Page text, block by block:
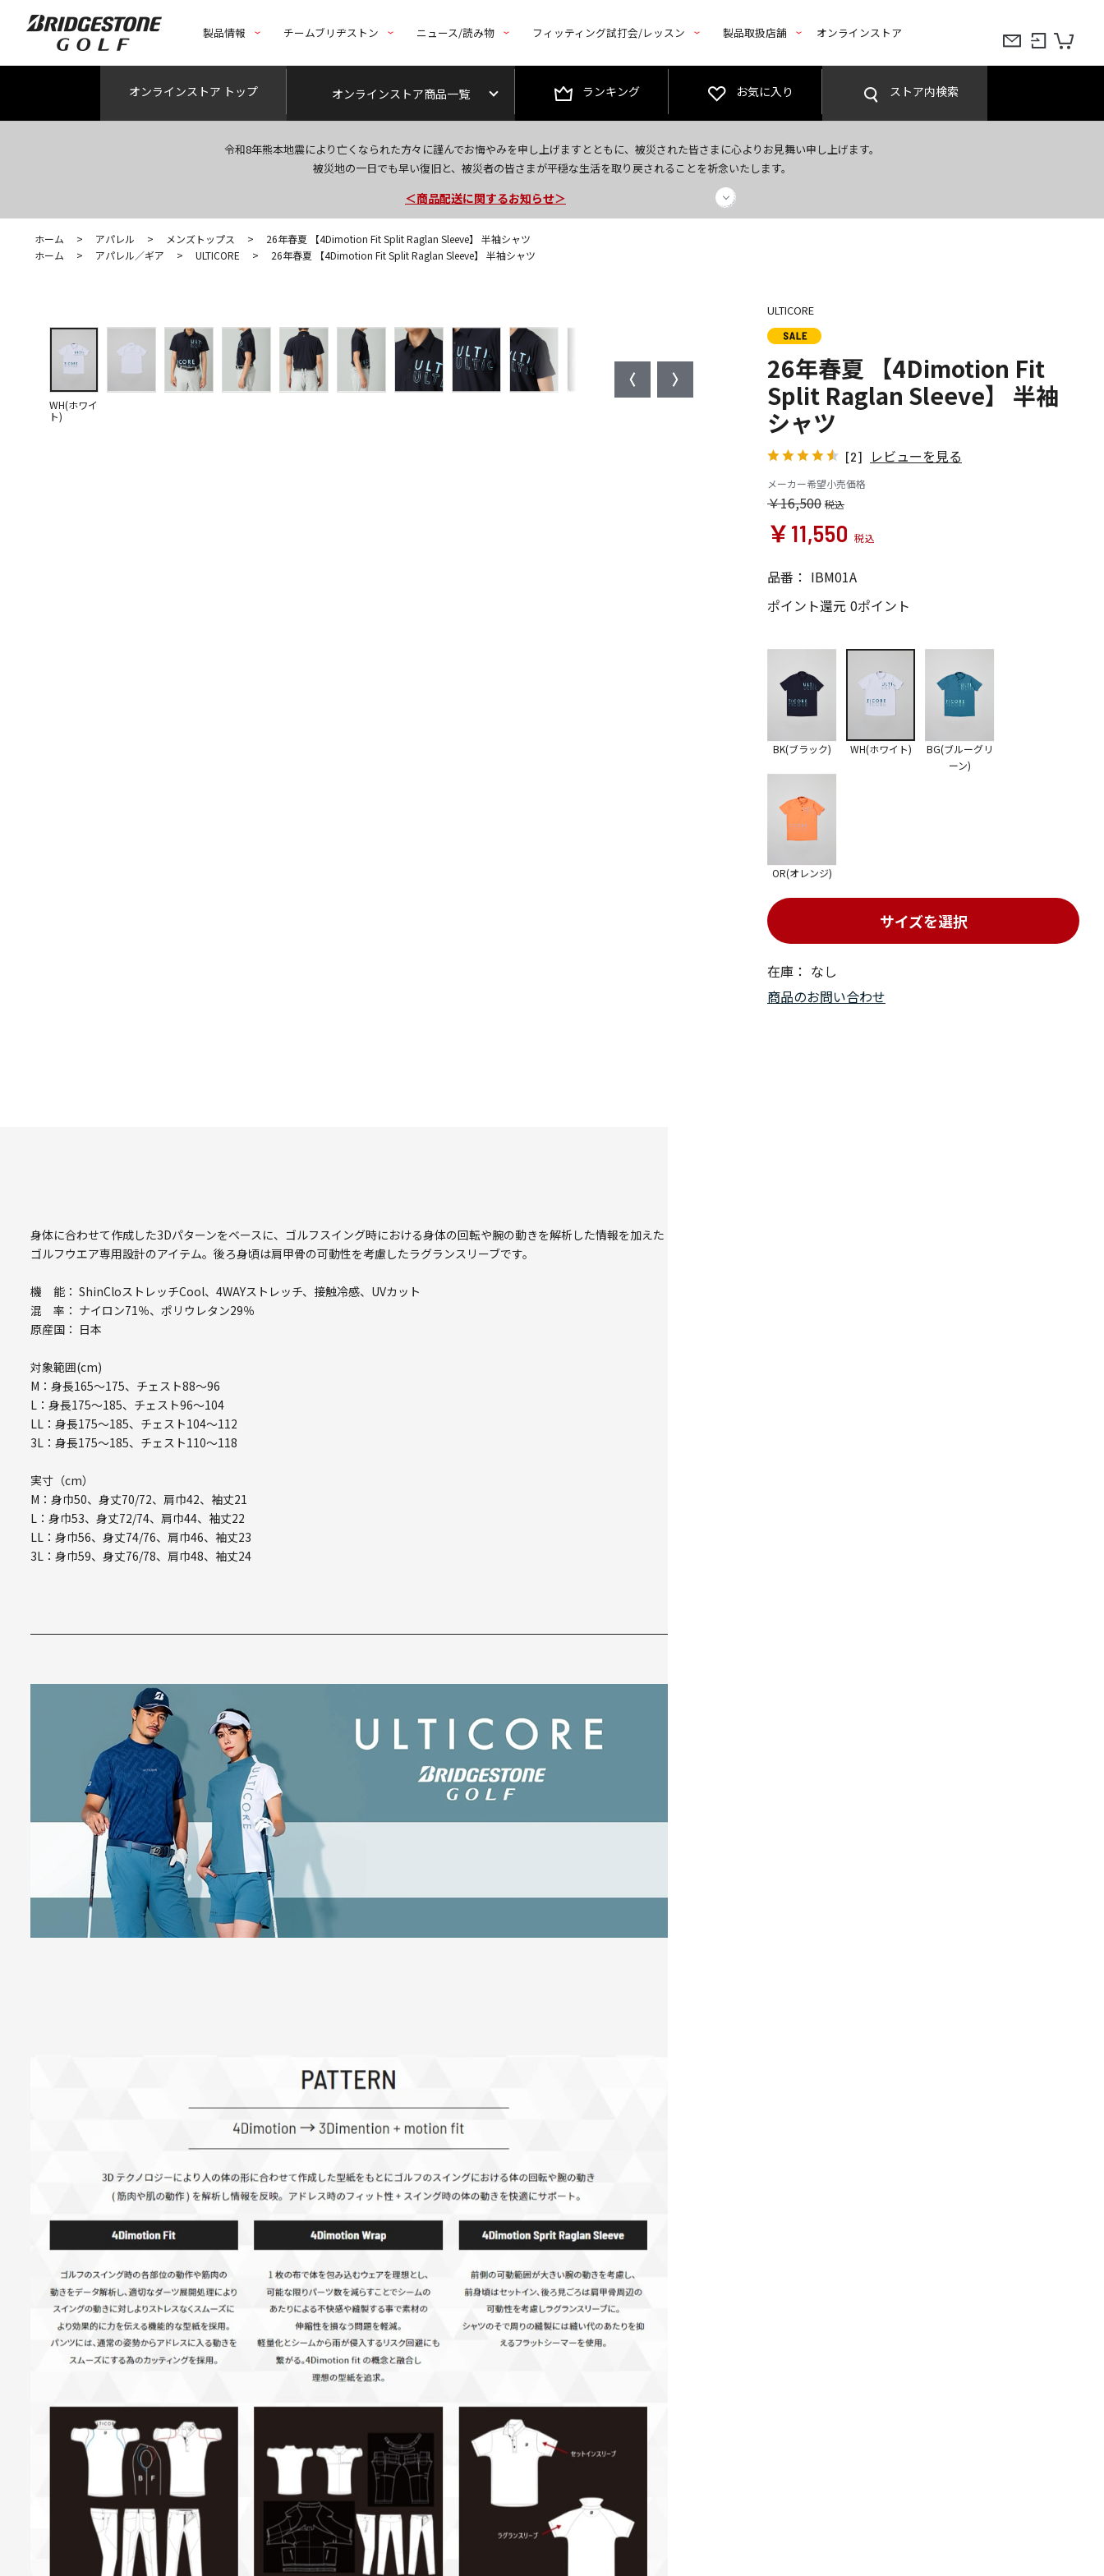
製品情報 チームブリヂストン ニュース/読み物 フィッティング試打会/レッスン 製品取扱店舗 オンラインストア
オンラインストア トップ オンラインストア商品一覧 ランキング お気に入り ストア内検索
令和8年熊本地震により亡くなられた方々に謹んでお悔やみを申し上げますとともに、被災された皆さまに心よりお見舞い申し上げます。
被災地の一日でも早い復旧と、被災者の皆さまが平穏な生活を取り戻されることを祈念いたします。
今なら新規会員登録で1,000円OFFクーポンプレゼント！
＜商品配送に関するお知らせ＞
＜夏季休暇中のご注文・発送・お問い合わせ＞
ホーム > アパレル > メンズトップス >
26年春夏 【4Dimotion Fit Split Raglan Sleeve】 半袖シャツ
ホーム
> アパレル／ギア > ULTICORE > 26年春夏 【4Dimotion Fit Split Raglan Sleeve】 半袖シャツ
WH(ホワイ
ト)
ULTICORE
26年春夏 【4Dimotion Fit
Split Raglan Sleeve】 半袖
シャツ
[2] レビューを見る
メーカー希望小売価格
￥16,500
￥11,550
品番： IBM01A
ポイント還元 0ポイント
在庫： なし
サイズを選択
BK(ブラック) WH(ホワイト)
BG(ブルーグリ
ーン)
OR(オレンジ)
商品のお問い合わせ
身体に合わせて作成した3Dパターンをベースに、ゴルフスイング時における身体の回転や腕の動きを解析した情報を加えた
ゴルフウエア専用設計のアイテム。後ろ身頃は肩甲骨の可動性を考慮したラグランスリーブです。
機 能： ShinCloストレッチCool、4WAYストレッチ、接触冷感、UVカット
混 率： ナイロン71％、ポリウレタン29％
原産国： 日本
対象範囲(cm)
M：身長165～175、チェスト88～96
L：身長175～185、チェスト96～104
LL：身長175～185、チェスト104～112
3L：身長175～185、チェスト110～118
実寸（cm）
M：身巾50、身丈70/72、肩巾42、袖丈21
L：身巾53、身丈72/74、肩巾44、袖丈22
LL：身巾56、身丈74/76、肩巾46、袖丈23
3L：身巾59、身丈76/78、肩巾48、袖丈24